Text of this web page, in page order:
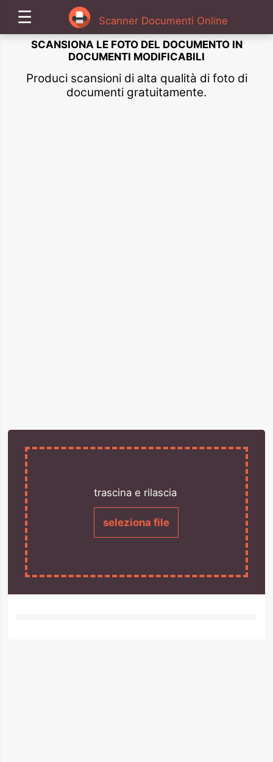
☰
Scanner Documenti Online
SCANSIONA LE FOTO DEL DOCUMENTO IN
DOCUMENTI MODIFICABILI
Produci scansioni di alta qualità di foto di
documenti gratuitamente.
trascina e rilascia
seleziona file